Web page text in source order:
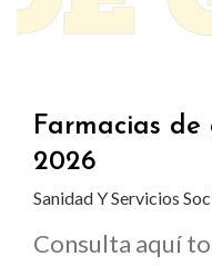
Farmacias
2026
Sanidad Y Servicios
Consulta aquí